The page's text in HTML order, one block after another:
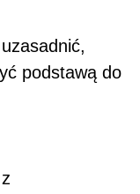
podstawą do